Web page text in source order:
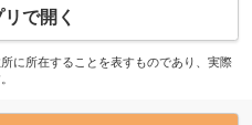
で開く
に所在することを表すものであり、実際